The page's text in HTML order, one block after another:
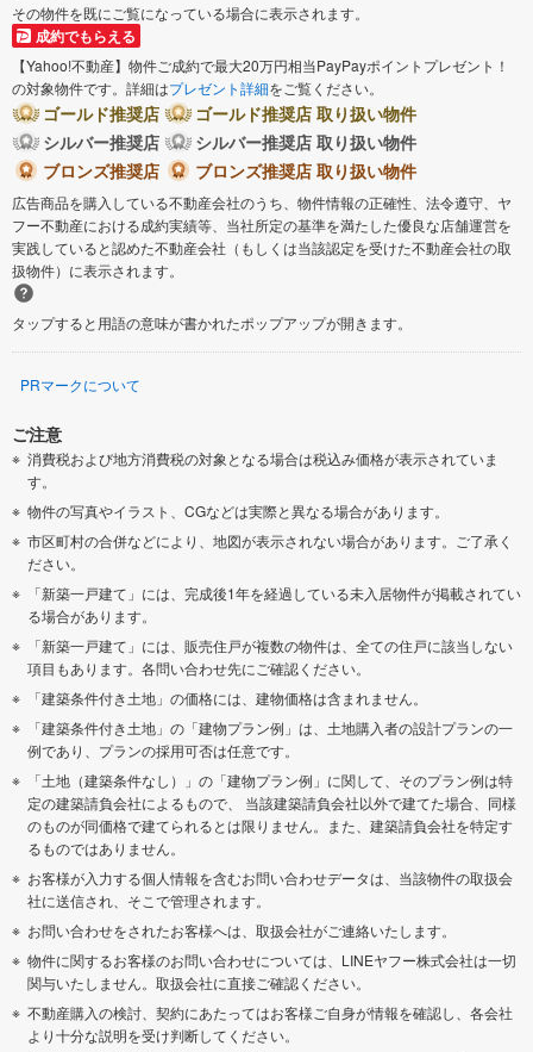
その物件を既にご覧になっている場合に表示されます。
成約でもらえる
【Yahoo!不動産】物件ご成約で最大20万円相当PayPayポイントプレゼント！
の対象物件です。詳細はプレゼント詳細をご覧ください。
ゴールド推奨店
ゴールド推奨店 取り扱い物件
シルバー推奨店
シルバー推奨店 取り扱い物件
ブロンズ推奨店
ブロンズ推奨店 取り扱い物件
広告商品を購入している不動産会社のうち、物件情報の正確性、法令遵守、ヤ
フー不動産における成約実績等、当社所定の基準を満たした優良な店舗運営を
実践していると認めた不動産会社（もしくは当該認定を受けた不動産会社の取
扱物件）に表示されます。
タップすると用語の意味が書かれたポップアップが開きます。
PRマークについて
ご注意
消費税および地方消費税の対象となる場合は税込み価格が表示されていま
す。
物件の写真やイラスト、CGなどは実際と異なる場合があります。
市区町村の合併などにより、地図が表示されない場合があります。ご了承く
ださい。
「新築一戸建て」には、完成後1年を経過している未入居物件が掲載されてい
る場合があります。
「新築一戸建て」には、販売住戸が複数の物件は、全ての住戸に該当しない
項目もあります。各問い合わせ先にご確認ください。
「建築条件付き土地」の価格には、建物価格は含まれません。
「建築条件付き土地」の「建物プラン例」は、土地購入者の設計プランの一
例であり、プランの採用可否は任意です。
「土地（建築条件なし）」の「建物プラン例」に関して、そのプラン例は特
定の建築請負会社によるもので、 当該建築請負会社以外で建てた場合、同様
のものが同価格で建てられるとは限りません。また、建築請負会社を特定す
るものではありません。
お客様が入力する個人情報を含むお問い合わせデータは、当該物件の取扱会
社に送信され、そこで管理されます。
お問い合わせをされたお客様へは、取扱会社がご連絡いたします。
物件に関するお客様のお問い合わせについては、LINEヤフー株式会社は一切
関与いたしません。取扱会社に直接ご確認ください。
不動産購入の検討、契約にあたってはお客様ご自身が情報を確認し、各会社
より十分な説明を受け判断してください。